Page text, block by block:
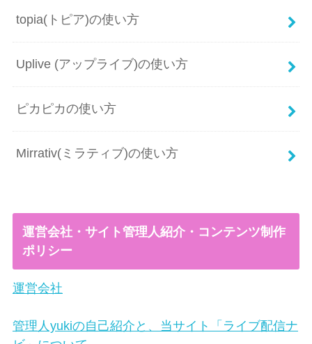
topia(トピア)の使い方
Uplive (アップライブ)の使い方
ピカピカの使い方
Mirrativ(ミラティブ)の使い方
運営会社・サイト管理人紹介・コンテンツ制作
ポリシー
運営会社
管理人yukiの自己紹介と、当サイト「ライブ配信ナ